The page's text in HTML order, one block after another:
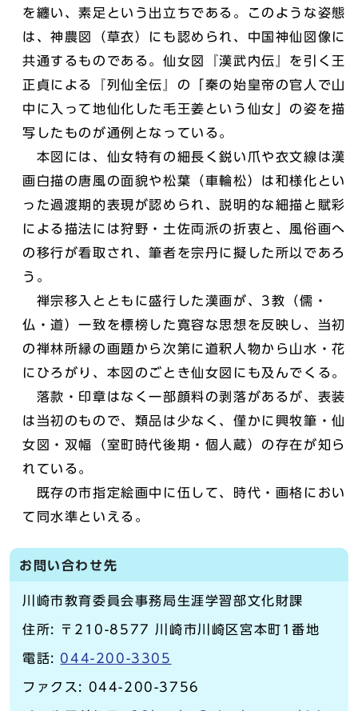
を纏い、素足という出立ちである。このような姿態
は、神農図（草衣）にも認められ、中国神仙図像に
共通するものである。仙女図『漢武内伝』を引く王
正貞による『列仙全伝』の「秦の始皇帝の官人で山
中に入って地仙化した毛王姜という仙女」の姿を描
写したものが通例となっている。
本図には、仙女特有の細長く鋭い爪や衣文線は漢
画白描の唐風の面貌や松葉（車輪松）は和様化とい
った過渡期的表現が認められ、説明的な細描と賦彩
による描法には狩野・土佐両派の折衷と、風俗画へ
の移行が看取され、筆者を宗丹に擬した所以であろ
う。
禅宗移入とともに盛行した漢画が、3教（儒・
仏・道）一致を標榜した寛容な思想を反映し、当初
の禅林所縁の画題から次第に道釈人物から山水・花
にひろがり、本図のごとき仙女図にも及んでくる。
落款・印章はなく一部顔料の剥落があるが、表装
は当初のもので、類品は少なく、僅かに興牧筆・仙
女図・双幅（室町時代後期・個人蔵）の存在が知ら
れている。
既存の市指定絵画中に伍して、時代・画格におい
て同水準といえる。
お問い合わせ先
川崎市教育委員会事務局生涯学習部文化財課
住所: 〒210-8577 川崎市川崎区宮本町1番地
電話: 044-200-3305
ファクス: 044-200-3756